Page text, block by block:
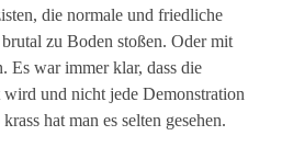
die normale und friedliche
zu Boden stoßen. Oder mit
Es war immer klar, dass die
und nicht jede Demonstration
hat man es selten gesehen.